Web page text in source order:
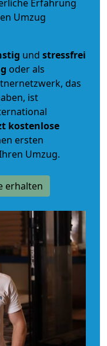
Erfahrung
Umzug
und stressfrei
oder als
das
ist
kostenlose
ersten
Umzug.
erhalten